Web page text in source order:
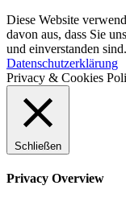
Diese Website
davon aus, dass Sie
und einverstanden sind.
Datenschutzerklärung
Privacy & Cookies
Schließen
Privacy Overview